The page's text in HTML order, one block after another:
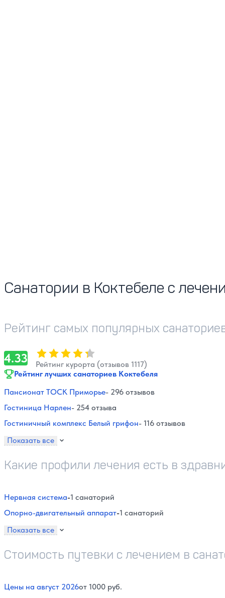
Санатории в Коктебеле с
Рейтинг самых популярных
4.33 Оценка, количество звезд:
Рейтинг курорта (отзывов 1117)
Рейтинг лучших санаториев Коктебеля
Пансионат ТОСК Приморье- 296 отзывов
Гостиница Нарлен- 254 отзыва
Гостиничный комплекс Белый грифон- 116 отзывов
Показать все
Какие профили лечения есть в
Нервная система-1 санаторий
Опорно-двигательный аппарат-1 санаторий
Показать все
Стоимость путевки с лечением в
Цены на август 2026от 1000 руб.